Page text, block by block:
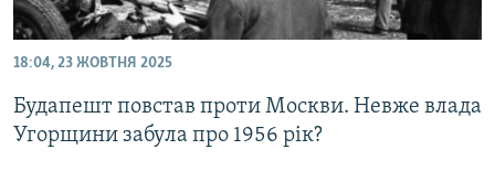
18:04, 23 ЖОВТНЯ 2025
Будапешт повстав проти Москви. Невже влада
Угорщини забула про 1956 рік?